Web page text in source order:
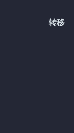
转移